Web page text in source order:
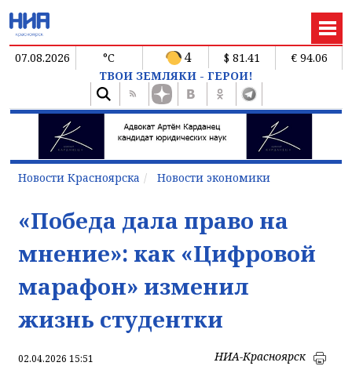
07.08.2026 °C 4 $ 81.41
€ 94.06
ТВОИ ЗЕМЛЯКИ - ГЕРОИ!
Новости Красноярска Новости экономики
«Победа дала право на
мнение»: как «Цифровой
марафон» изменил
жизнь студентки
02.04.2026 15:51 НИА-Красноярск